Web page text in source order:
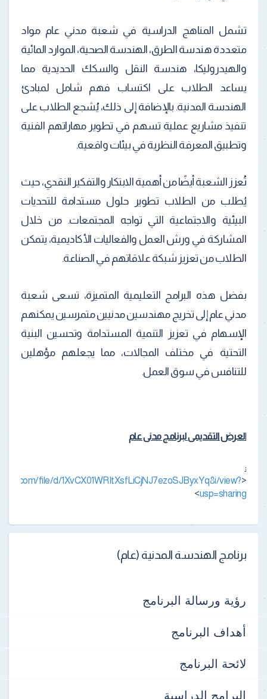
تشمل المناهج الدراسية في شعبة مدني عام مواد
متعددة هندسة الطرق، الهندسة الصحية، الموارد المائية
والهيدروليكا، هندسة النقل والسكك الحديدية مما
يساعد الطلاب على اكتساب فهم شامل لمبادئ
الهندسة المدنية. بالإضافة إلى ذلك، يُشجع الطلاب على
تنفيذ مشاريع عملية تسهم في تطوير مهاراتهم الفنية
وتطبيق المعرفة النظرية في بيئات واقعية.
تُعزز الشعبة أيضًا من أهمية الابتكار والتفكير النقدي، حيث
يُطلب من الطلاب تطوير حلول مستدامة للتحديات
البيئية والاجتماعية التي تواجه المجتمعات. من خلال
المشاركة في ورش العمل والفعاليات الأكاديمية، يتمكن
الطلاب من تعزيز شبكة علاقاتهم في الصناعة.
بفضل هذه البرامج التعليمية المتميزة، تسعى شعبة
مدني عام إلى تخريج مهندسين مدنيين متمرسين يمكنهم
الإسهام في تعزيز التنمية المستدامة وتحسين البنية
التحتية في مختلف المجالات، مما يجعلهم مؤهلين
للتنافس في سوق العمل.
العرض التقديمى لبرنامج مدنى عام
:
<
file/d/1XvCX01WRItXsfLiCjNJ7ezoSJByxYq8i/view?
usp=sharing
>
برنامج الهندسة المدنية (عام)
رؤية ورسالة البرنامج
أهداف البرنامج
لائحة البرنامج
البرامج الدراسية